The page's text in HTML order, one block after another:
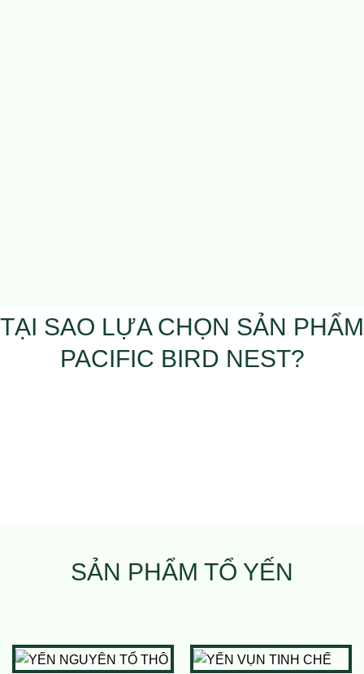
TẠI SAO LỰA CHỌN SẢN PHẨM
PACIFIC BIRD NEST?
SẢN PHẨM TỔ YẾN